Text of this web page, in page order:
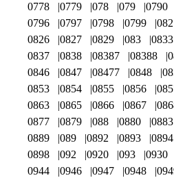
0778
0779 078 079 0790
0796
0797 0798 0799 082
0826
0827 0829 083 0833
0837
0838 08387 08388
0846
0847 08477 0848
0853
0854 0855 0856
0863
0865 0866 0867
0877
0879 088 0880 0883
0889
089 0892 0893 0894
0898
092 0920 093 0930
0944
0946 0947 0948